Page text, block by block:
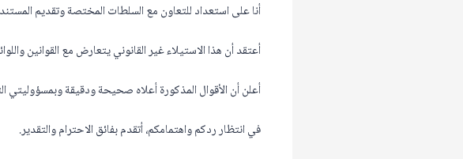
أنا على استعداد للتعاون مع السلطات المختصة وتقديم
أعتقد أن هذا الاستيلاء غير القانوني يتعارض مع القوانين
أعلن أن الأقوال المذكورة أعلاه صحيحة ودقيقة وبمسؤوليتي
في انتظار ردكم واهتمامكم، أتقدم بفائق الاحترام والتقدير.